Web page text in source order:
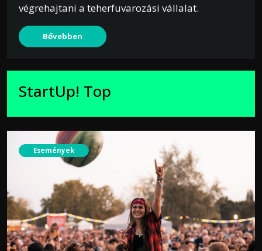
végrehajtani a teherfuvarozási vállalat.
Bővebben
StartUp! Top
Események